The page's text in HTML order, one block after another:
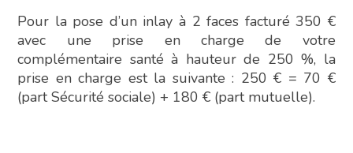
Pour la pose d’un inlay à 2 faces facturé 350 €
avec une prise en charge de votre
complémentaire santé à hauteur de 250 %, la
prise en charge est la suivante : 250 € = 70 €
(part Sécurité sociale) + 180 € (part mutuelle).